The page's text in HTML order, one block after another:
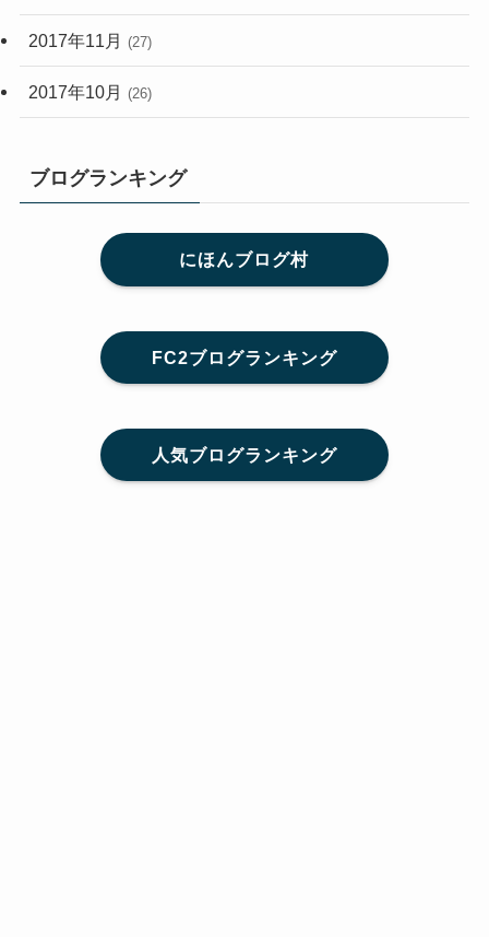
2017年11月 (27)
2017年10月 (26)
ブログランキング
にほんブログ村
FC2ブログランキング
人気ブログランキング